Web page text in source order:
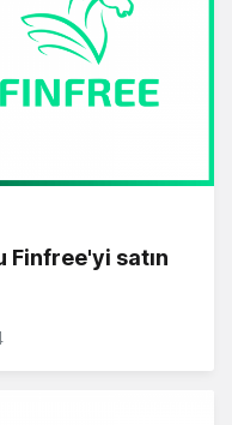
Finfree'yi satın